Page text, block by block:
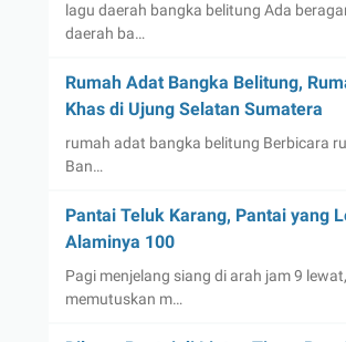
lagu daerah bangka belitung Ada
daerah ba…
Rumah Adat Bangka Belitung,
Khas di Ujung Selatan Sumatera
rumah adat bangka belitung Berbicara
Ban…
Pantai Teluk Karang, Pantai yang
Alaminya 100
Pagi menjelang siang di arah jam 9
memutuskan m…